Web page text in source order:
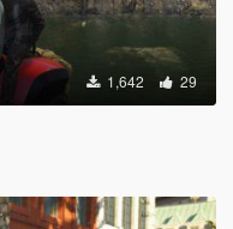
1,642 29